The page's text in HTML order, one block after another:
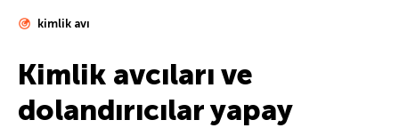
kimlik avı
Kimlik avcıları ve
dolandırıcılar yapay